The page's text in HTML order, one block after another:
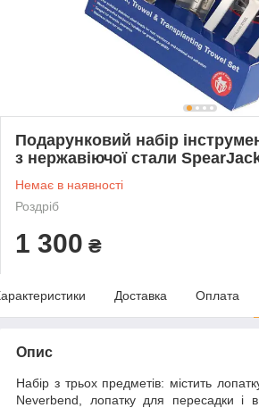
Подарунковий набір
з нержавіючої стали
Немає в наявності
Роздріб
1 300 ₴
Доставка Оплата
Опис
Набір з трьох предметів: містить
Neverbend, лопатку для пересадки і